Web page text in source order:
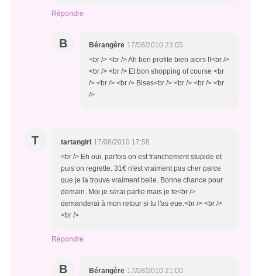
Répondre
B Bérangère 17/08/2010 23:05
<br /> <br /> Ah ben profite bien alors !!<br />
<br /> <br /> Et bon shopping of course <br
/> <br /> <br /> Bises<br /> <br /> <br /> <br
/>
T tartangirl 17/08/2010 17:58
<br /> Eh oui, parfois on est franchement stupide et
puis on regrette. 31€ n'est vraiment pas cher parce
que je la trouve vraiment belle. Bonne chance pour
demain. Moi je serai partie mais je te<br />
demanderai à mon retour si tu l'as eue.<br /> <br />
<br />
Répondre
B Bérangère 17/08/2010 21:00